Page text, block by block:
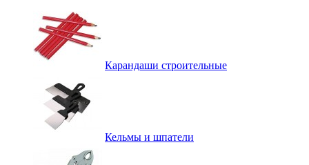
Карандаши строительные
Кельмы и шпатели